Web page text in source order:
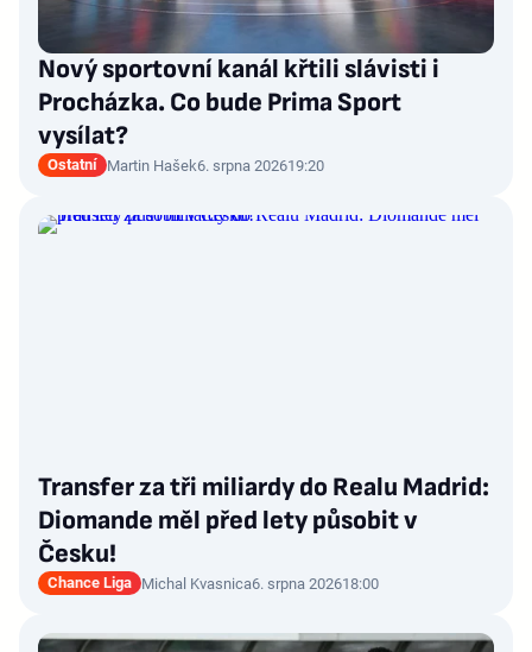
Nový sportovní kanál křtili slávisti i
Procházka. Co bude Prima Sport
vysílat?
Ostatní Martin Hašek6. srpna 202619:20
Transfer za tři miliardy do Realu Madrid:
Diomande měl před lety působit v
Česku!
Chance Liga Michal Kvasnica6. srpna 202618:00